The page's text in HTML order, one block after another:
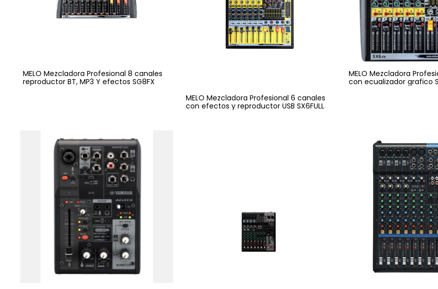
MELO Mezcladora Profesional 8 canales
reproductor BT, MP3 Y efectos SG8FX
MELO Mezcladora Profesional 6 canales
con efectos y reproductor USB SX6FULL
MELO Mezcladora
con ecualizador grafico